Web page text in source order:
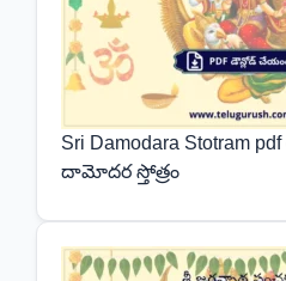
Sri Damodara Stotram pdf
దామోదర స్తోత్రం